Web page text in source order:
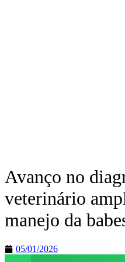
Avanço no
veterinário
manejo da
05/01/2026